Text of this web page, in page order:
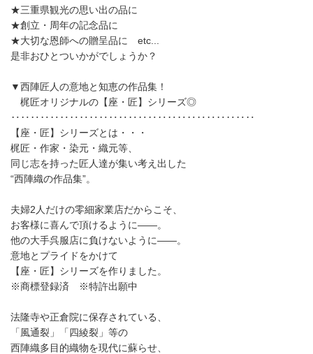
★三重県観光の思い出の品に
★創立・周年の記念品に
★大切な恩師への贈呈品に etc...
是非おひとついかがでしょうか？
▼西陣匠人の意地と知恵の作品集！
梶匠オリジナルの【座・匠】シリーズ◎
‥‥‥‥‥‥‥‥‥‥‥‥‥‥‥‥‥‥‥‥‥‥‥‥‥
【座・匠】シリーズとは・・・
梶匠・作家・染元・織元等、
同じ志を持った匠人達が集い考え出した
“西陣織の作品集”。
夫婦2人だけの零細家業店だからこそ、
お客様に喜んで頂けるように――。
他の大手呉服店に負けないように――。
意地とプライドをかけて
【座・匠】シリーズを作りました。
※商標登録済 ※特許出願中
法隆寺や正倉院に保存されている、
「風通裂」「四綾裂」等の
西陣織多目的織物を現代に蘇らせ、